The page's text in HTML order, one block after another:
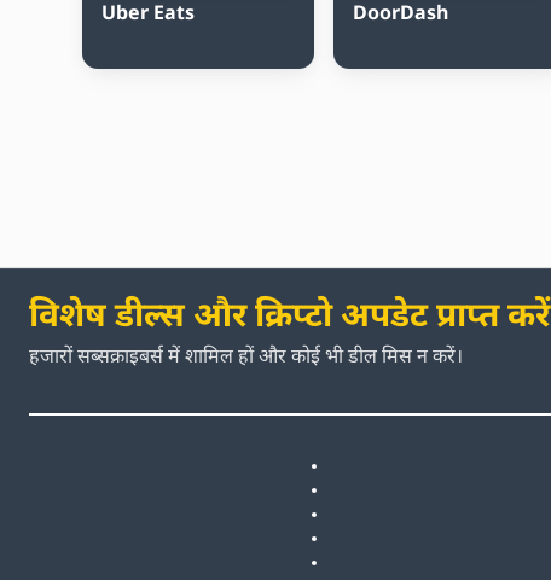
Uber Eats DoorDash
विशेष डील्स और क्रिप्टो अपडेट प्राप्त करें
हजारों सब्सक्राइबर्स में शामिल हों और कोई भी डील मिस न करें।